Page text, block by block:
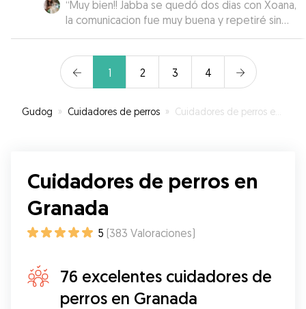
“Muy bien!! Jabba se quedó dos dias con Xoana,
la comunicacion fue muy buena y repetiré sin
duda!!”
1 2 3 4
Gudog » Cuidadores de perros » Cuidadores de perros en Granada
Cuidadores de perros en
Granada
5 (383 Valoraciones)
76 excelentes cuidadores de
perros en Granada